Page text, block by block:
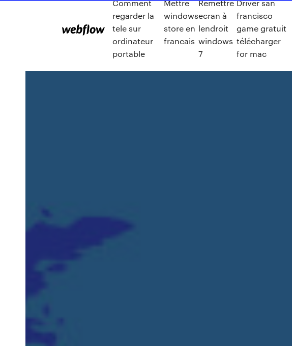
Comment
regarder la
tele sur
ordinateur
portable
Mettre
windows
store en
francais
Remettre
ecran à
lendroit
windows
7
Driver san
francisco
game gratuit
télécharger
for mac